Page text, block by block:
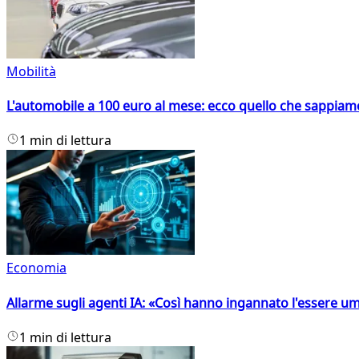
Mobilità
L'automobile a 100 euro al mese: ecco quello che
1 min di lettura
Economia
Allarme sugli agenti IA: «Così hanno ingannato l'essere
1 min di lettura